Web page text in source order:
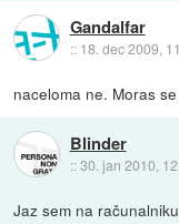
Gandalfar
:: 18. dec 2009,
naceloma ne. Moras
Blinder
::30. jan 2010,
Jaz sem na